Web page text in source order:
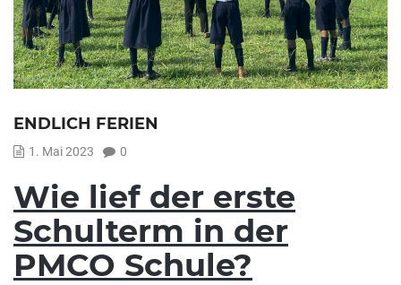
ENDLICH FERIEN
1. Mai 2023 0
Wie lief der erste
Schulterm in der
PMCO Schule?